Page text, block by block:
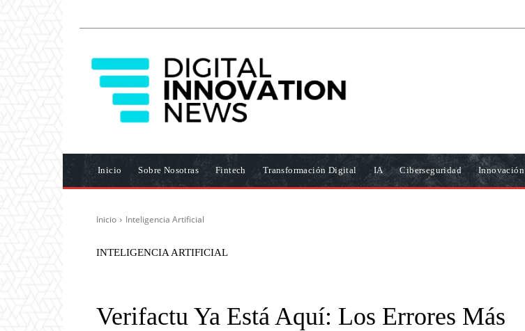
Inicio Sobre Nosotras Fintech Transformación Digital IA Ciberseguridad Innovación
Inicio Inteligencia Artificial
INTELIGENCIA ARTIFICIAL
Verifactu Ya Está Aquí: Los Errores Más